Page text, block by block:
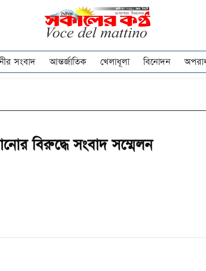
সংবাদ আন্তর্জাতিক খেলাধূলা বিনোদন
বিরুদ্ধে সংবাদ সম্মেলন